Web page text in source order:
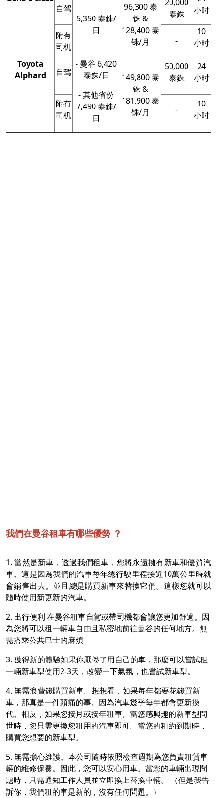
自驾
5,350 泰銖/
日
96,300 泰
铢 &
128,400 泰
铢/月
20,000
泰銖
小时
附有
司机
-
10
小时
Toyota
Alphard
自驾
- 曼谷 6,420
泰銖/日
- 其他省份
7,490 泰銖/
日
149,800 泰
铢 &
181,900 泰
铢/月
50,000
泰銖
24
小时
附有
司机
-
10
小时
我們在曼谷租車有哪些優勢 ？
1. 當然是新車，透過我們租車，您將永遠擁有新車和優質汽
車。這是因為我們的汽車每年總行駛里程接近10萬公里時就
會銷售出去。並且總是購買新車來替換它們。這樣您就可以
隨時使用新更新的汽車。
2. 出行便利 在曼谷租車自駕或帶司機都會讓您更加舒適。因
為您將可以租一輛車自由且私密地前往曼谷的任何地方。無
需搭乘公共巴士的麻煩
3. 獲得新的體驗如果你厭倦了用自己的車，那麼可以嘗試租
一輛新車型使用2-3天，改變一下氣氛，也嘗試新車型。
4. 無需浪費錢購買新車。想想看，如果每年都要花錢買新
車，那真是一件頭痛的事。因為汽車幾乎每年都會更新換
代。相反，如果您按月或按年租車。當您感興趣的新車型問
世時，您只需更換您租用的汽車即可。當您的租約到期時，
購買您想要的新車型。
5. 無需擔心維護。本公司隨時依照檢查週期為您負責租賃車
輛的維修保養。因此，您可以安心用車。當您的車輛出現問
題時，只需通知工作人員並立即換上替換車輛。 （但是我告
訴你，我們租的車是新的，沒有任何問題。）